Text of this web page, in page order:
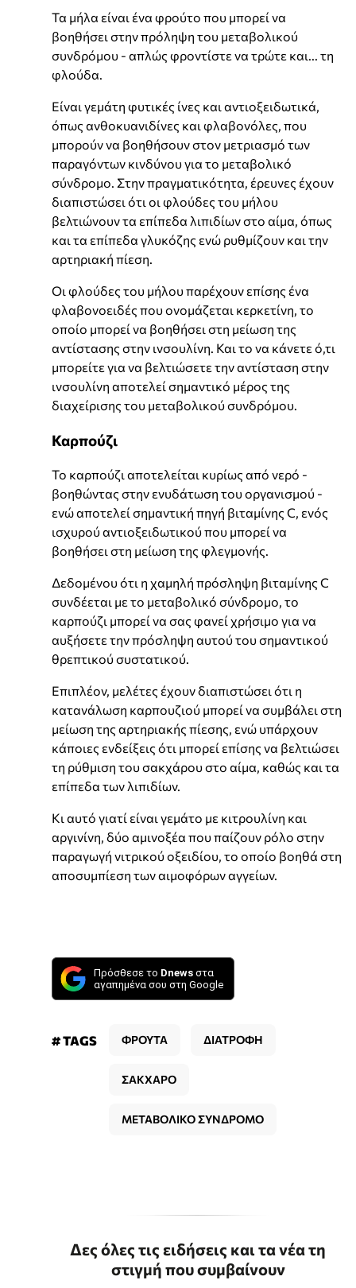
Τα μήλα είναι ένα φρούτο που μπορεί να
βοηθήσει στην πρόληψη του μεταβολικού
συνδρόμου - απλώς φροντίστε να τρώτε και... τη
φλούδα.
Είναι γεμάτη φυτικές ίνες και αντιοξειδωτικά,
όπως ανθοκυανιδίνες και φλαβονόλες, που
μπορούν να βοηθήσουν στον μετριασμό των
παραγόντων κινδύνου για το μεταβολικό
σύνδρομο. Στην πραγματικότητα, έρευνες έχουν
διαπιστώσει ότι οι φλούδες του μήλου
βελτιώνουν τα επίπεδα λιπιδίων στο αίμα, όπως
και τα επίπεδα γλυκόζης ενώ ρυθμίζουν και την
αρτηριακή πίεση.
Οι φλούδες του μήλου παρέχουν επίσης ένα
φλαβονοειδές που ονομάζεται κερκετίνη, το
οποίο μπορεί να βοηθήσει στη μείωση της
αντίστασης στην ινσουλίνη. Και το να κάνετε ό,τι
μπορείτε για να βελτιώσετε την αντίσταση στην
ινσουλίνη αποτελεί σημαντικό μέρος της
διαχείρισης του μεταβολικού συνδρόμου.
Καρπούζι
Το καρπούζι αποτελείται κυρίως από νερό -
βοηθώντας στην ενυδάτωση του οργανισμού -
ενώ αποτελεί σημαντική πηγή βιταμίνης C, ενός
ισχυρού αντιοξειδωτικού που μπορεί να
βοηθήσει στη μείωση της φλεγμονής.
Δεδομένου ότι η χαμηλή πρόσληψη βιταμίνης C
συνδέεται με το μεταβολικό σύνδρομο, το
καρπούζι μπορεί να σας φανεί χρήσιμο για να
αυξήσετε την πρόσληψη αυτού του σημαντικού
θρεπτικού συστατικού.
Επιπλέον, μελέτες έχουν διαπιστώσει ότι η
κατανάλωση καρπουζιού μπορεί να συμβάλει στη
μείωση της αρτηριακής πίεσης, ενώ υπάρχουν
κάποιες ενδείξεις ότι μπορεί επίσης να βελτιώσει
τη ρύθμιση του σακχάρου στο αίμα, καθώς και τα
επίπεδα των λιπιδίων.
Κι αυτό γιατί είναι γεμάτο με κιτρουλίνη και
αργινίνη, δύο αμινοξέα που παίζουν ρόλο στην
παραγωγή νιτρικού οξειδίου, το οποίο βοηθά στη
αποσυμπίεση των αιμοφόρων αγγείων.
Πρόσθεσε το Dnews στα
αγαπημένα σου στη Google
# TAGS ΦΡΟΥΤΑ ΔΙΑΤΡΟΦΗ
ΣΑΚΧΑΡΟ
ΜΕΤΑΒΟΛΙΚΟ ΣΥΝΔΡΟΜΟ
Δες όλες τις ειδήσεις και τα νέα τη
στιγμή που συμβαίνουν